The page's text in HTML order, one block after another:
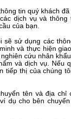
tin quý khách
dịch vụ và thông
của bạn.
sẽ sử dụng các
và thực hiện
cứu nhân
và dịch vụ. Nếu
tiếp thị của chúng
tên và địa chỉ
dụ cho bên